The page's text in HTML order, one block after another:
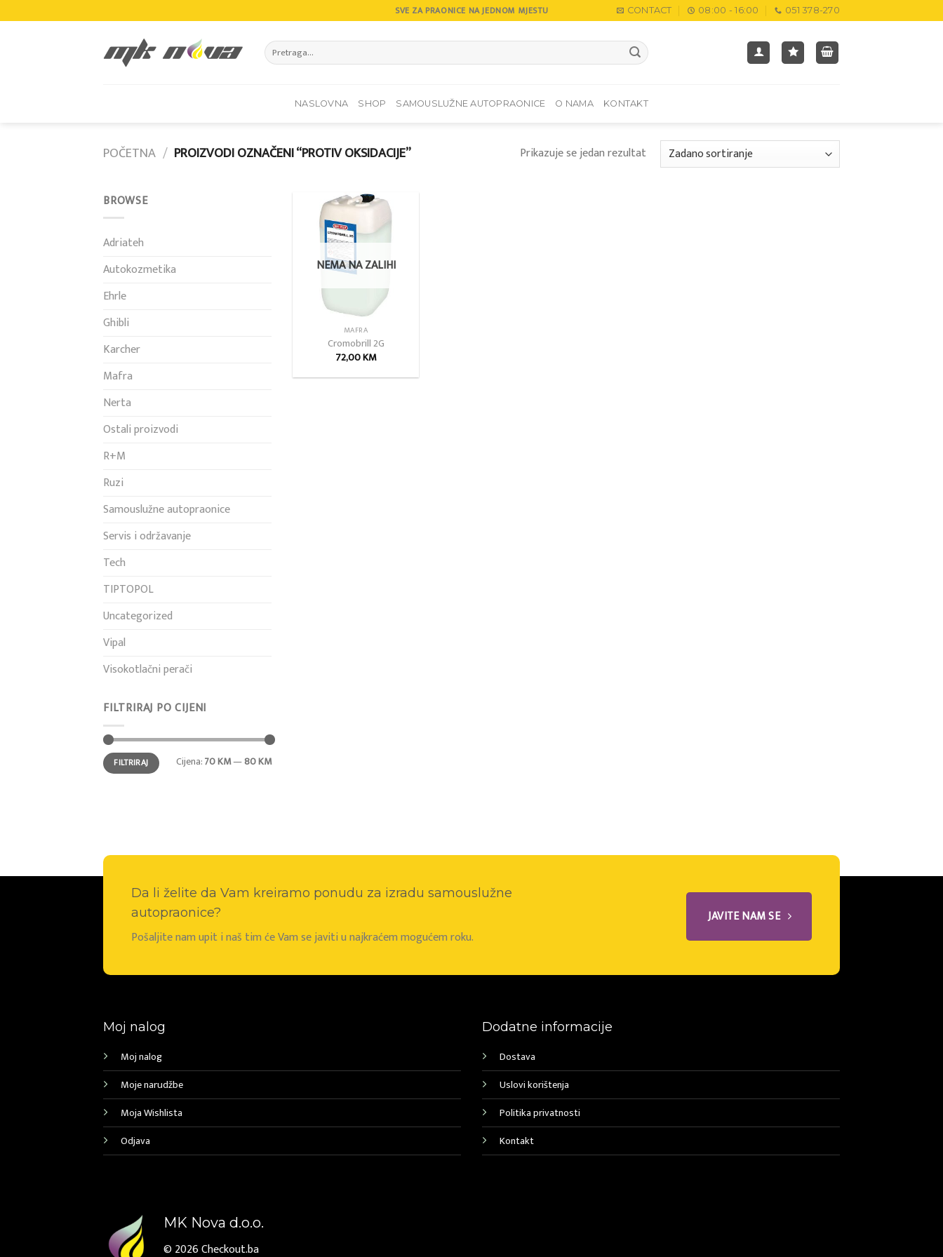
to
SVE ZA PRAONICE NA JEDNOM MJESTU CONTACT 08:00 - 16:00 051 378-270
Pretraži:
NASLOVNA SHOP SAMOUSLUŽNE AUTOPRAONICE O NAMA KONTAKT
POČETNA / PROIZVODI OZNAČENI “PROTIV OKSIDACIJE” Prikazuje se jedan rezultat
BROWSE
Adriateh
Autokozmetika
Ehrle
Ghibli
Karcher
Mafra
Nerta
Ostali proizvodi
R+M
Ruzi
Samouslužne autopraonice
Servis i održavanje
Tech
TIPTOPOL
Uncategorized
Vipal
Visokotlačni perači
FILTRIRAJ PO CIJENI
Min
cijena
Maks
cijenaFILTRIRAJ Cijena:70 KM—80 KM
wishlist
NEMA NA ZALIHI
MAFRA
Cromobrill 2G
72,00KM
Da li želite da Vam kreiramo ponudu za izradu samouslužne
autopraonice?
Pošaljite nam upit i naš tim će Vam se javiti u najkraćem mogućem roku.
JAVITE NAM SE
Moj nalog
Moj nalog
Moje narudžbe
Moja Wishlista
Odjava
Dodatne informacije
Dostava
Uslovi korištenja
Politika privatnosti
Kontakt
MK Nova d.o.o.
© 2026Checkout.ba